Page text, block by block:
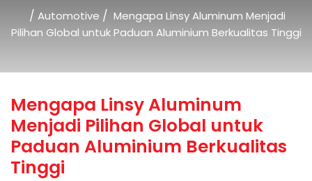
/ Automotive / Mengapa Linsy Aluminum Menjadi
Pilihan Global untuk Paduan Aluminium Berkualitas Tinggi
Mengapa Linsy Aluminum
Menjadi Pilihan Global untuk
Paduan Aluminium Berkualitas
Tinggi